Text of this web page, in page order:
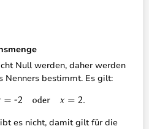
Null werden, daher werden
Nenners bestimmt. Es gilt:
es nicht, damit gilt für die